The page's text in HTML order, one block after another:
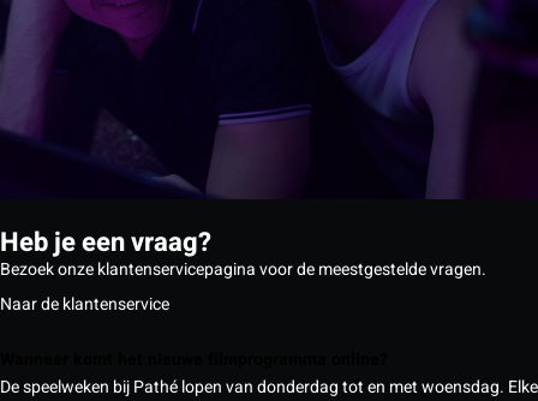
Heb je een vraag?
Bezoek onze klantenservicepagina voor de meestgestelde vragen.
Naar de klantenservice
De speelweken bij Pathé lopen van donderdag tot en met woensdag. Elke